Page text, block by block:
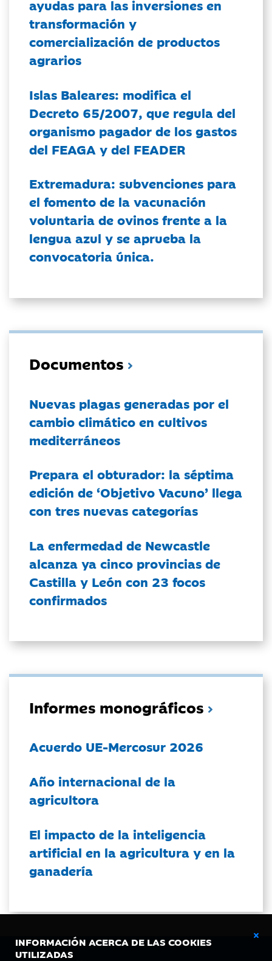
INFORMACIÓN ACERCA DE LAS COOKIES
UTILIZADAS
ayudas para las inversiones en
transformación y
comercialización de productos
agrarios
Islas Baleares: modifica el
Decreto 65/2007, que regula del
organismo pagador de los gastos
del FEAGA y del FEADER
Extremadura: subvenciones para
el fomento de la vacunación
voluntaria de ovinos frente a la
lengua azul y se aprueba la
convocatoria única.
Documentos
Nuevas plagas generadas por el
cambio climático en cultivos
mediterráneos
Prepara el obturador: la séptima
edición de ‘Objetivo Vacuno’ llega
con tres nuevas categorías
La enfermedad de Newcastle
alcanza ya cinco provincias de
Castilla y León con 23 focos
confirmados
Informes monográficos
Acuerdo UE-Mercosur 2026
Año internacional de la
agricultora
El impacto de la inteligencia
artificial en la agricultura y en la
ganadería